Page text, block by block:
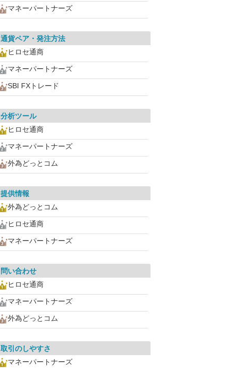
マネーパートナーズ
通貨ペア・発注方法
ヒロセ通商
マネーパートナーズ
SBI FXトレード
分析ツール
ヒロセ通商
マネーパートナーズ
外為どっとコム
提供情報
外為どっとコム
ヒロセ通商
マネーパートナーズ
問い合わせ
ヒロセ通商
マネーパートナーズ
外為どっとコム
取引のしやすさ
マネーパートナーズ